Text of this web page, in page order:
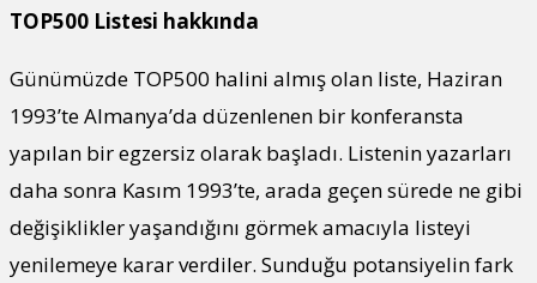
TOP500 Listesi hakkında
Günümüzde TOP500 halini almış olan liste, Haziran
1993’te Almanya’da düzenlenen bir konferansta
yapılan bir egzersiz olarak başladı. Listenin yazarları
daha sonra Kasım 1993’te, arada geçen sürede ne gibi
değişiklikler yaşandığını görmek amacıyla listeyi
yenilemeye karar verdiler. Sunduğu potansiyelin fark